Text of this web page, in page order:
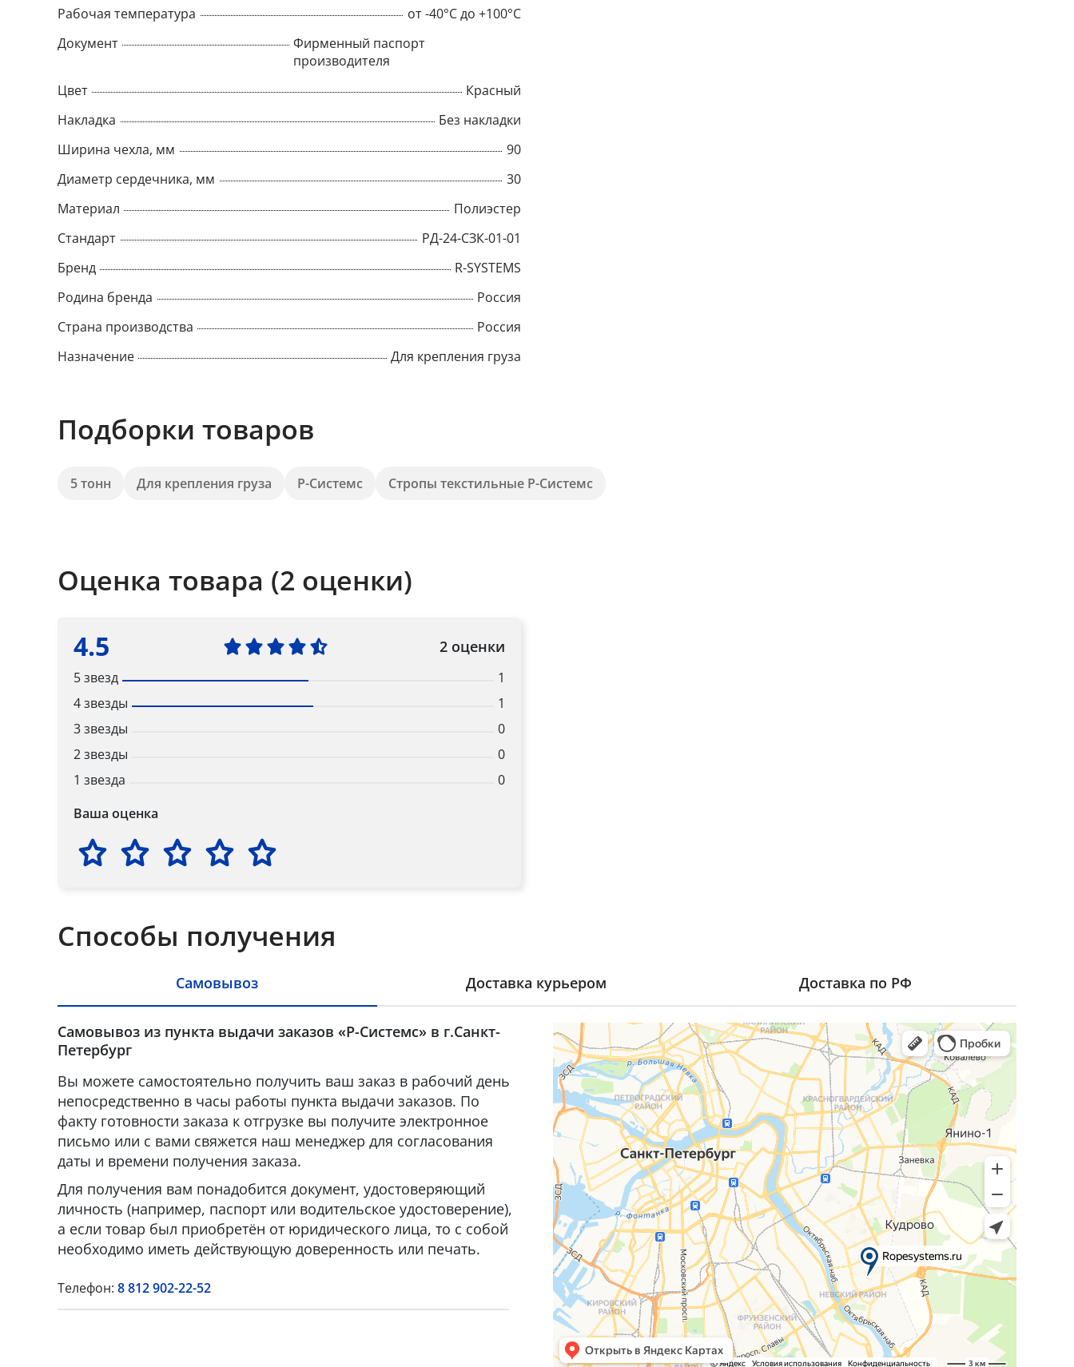
Рабочая температура
от -40°C до +100°C
Документ
Фирменный паспорт
производителя
Цвет
Красный
Накладка
Без накладки
Ширина чехла, мм
90
Диаметр сердечника, мм
30
Материал
Полиэстер
Стандарт
РД-24-СЗК-01-01
Бренд
R-SYSTEMS
Родина бренда
Россия
Страна производства
Россия
Назначение
Для крепления груза
Подборки товаров
5 тонн Для крепления груза Р-Системс Стропы текстильные Р-Системс
Оценка товара (2 оценки)
4.5 2 оценки
5 звезд
1
4 звезды
1
3 звезды
0
2 звезды
0
1 звезда
0
Ваша оценка
Способы получения
Самовывоз Доставка курьером Доставка по РФ
Самовывоз из пункта выдачи заказов «Р-Системс» в г.Санкт-
Петербург
Вы можете самостоятельно получить ваш заказ в рабочий день
непосредственно в часы работы пункта выдачи заказов. По
факту готовности заказа к отгрузке вы получите электронное
письмо или с вами свяжется наш менеджер для согласования
даты и времени получения заказа.
Для получения вам понадобится документ, удостоверяющий
личность (например, паспорт или водительское удостоверение),
а если товар был приобретён от юридического лица, то с собой
необходимо иметь действующую доверенность или печать.
Телефон: 8 812 902-22-52
Popup
Title